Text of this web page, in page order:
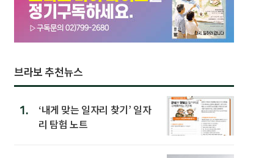
브라보 추천뉴스
1.
‘내게 맞는 일자리 찾기’ 일자
리 탐험 노트